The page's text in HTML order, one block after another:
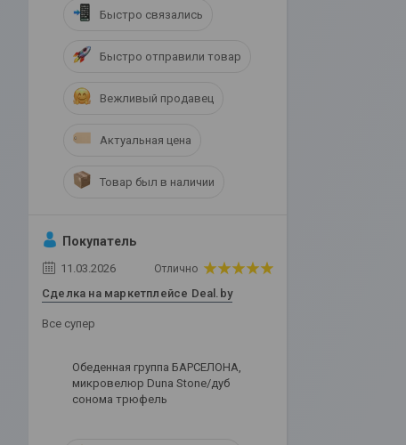
Быстро связались
Быстро отправили товар
Вежливый продавец
Актуальная цена
Товар был в наличии
Покупатель
11.03.2026 Отлично
Сделка на маркетплейсе Deal.by
Все супер
Обеденная группа БАРСЕЛОНА,
микровелюр Duna Stone/дуб
сонома трюфель